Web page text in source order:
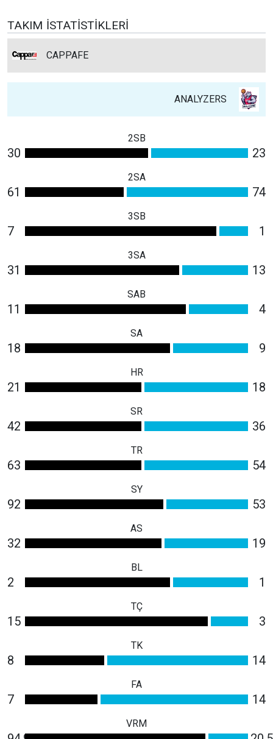
TAKIM İSTATISTIKLERI
CAPPAFE
ANALYZERS
2SB
30 23
2SA
61 74
3SB
7 1
3SA
31 13
SAB
11 4
SA
18 9
HR
21 18
SR
42 36
TR
63 54
SY
92 53
AS
32 19
BL
2 1
TÇ
15 3
TK
8 14
FA
7 14
VRM